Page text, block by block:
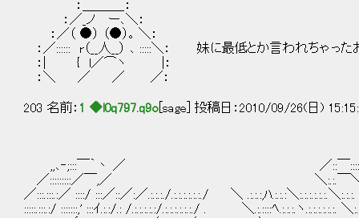
：＿＿＿_：
：／_ノ ー､＼：
：／（ ●） （●）｡ ＼：
：／:::::: r（__人__） ､ :::::＼： 妹に最低とか言われちゃったお
：| { l／⌒ヽ |：
：＼ ／ ／ ／：
203 名前： 1 ◆l0q797.q9o [sage] 投稿日：2010/09/26(日)
,,､‐;:::￣｀丶 ／ ／::￣
／:::::::::／￣,／ ＼:.:.￣＼:.:
／:::.:::.:／ ::::/ :::／::／:／.:.:.:./.:.:.:.:.:.:./ ＼ .:.:.:,ﾊ.:.:.:＼:.:.:.:.:.:.＼:.:.:.
:::::.:::.:/ :::::::,' :::ｲ.:.:/.: /.:.:.:.:.:/.:.:.:.:.:.:./ . ＼.:.::::ﾍ.:.:.:.ヽ.:.:.:.:.:.:. ＼